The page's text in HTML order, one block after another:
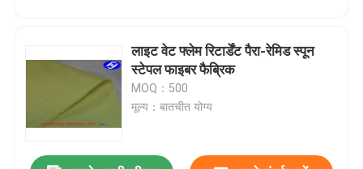
लाइट वेट फ्लेम रिटार्डेंट पैरा-रेमिड स्पून
स्टेपल फाइबर फैब्रिक
MOQ：500
मूल्य：बातचीत योग्य